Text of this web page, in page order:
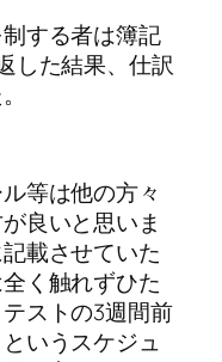
する者は簿記
した結果、仕訳
等は他の方々
良いと思いま
載させていた
く触れずひた
ストの3週間前
いうスケジュ